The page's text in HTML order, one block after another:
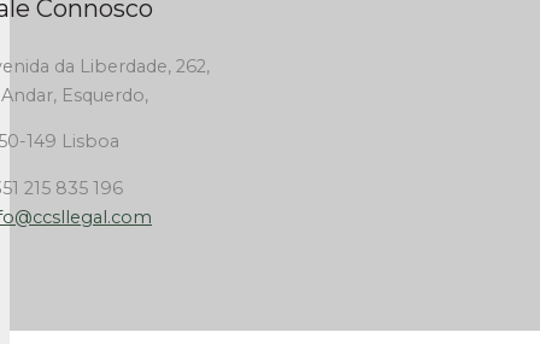
Connosco
da Liberdade, 262,
Andar, Esquerdo,
149 Lisboa
215 835 196